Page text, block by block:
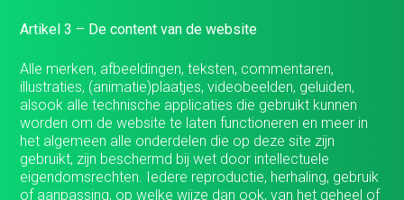
Artikel 3 – De content van de website
Alle merken, afbeeldingen, teksten, commentaren,
illustraties, (animatie)plaatjes, videobeelden, geluiden,
alsook alle technische applicaties die gebruikt kunnen
worden om de website te laten functioneren en meer in
het algemeen alle onderdelen die op deze site zijn
gebruikt, zijn beschermd bij wet door intellectuele
eigendomsrechten. Iedere reproductie, herhaling, gebruik
of aanpassing, op welke wijze dan ook, van het geheel of